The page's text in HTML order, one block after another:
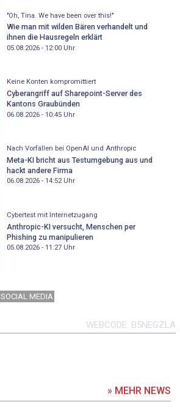
"Oh, Tina. We have been over this!"
Wie man mit wilden Bären verhandelt und
ihnen die Hausregeln erklärt
05.08.2026 - 12:00Uhr
Keine Konten kompromittiert
Cyberangriff auf Sharepoint-Server des
Kantons Graubünden
06.08.2026 - 10:45Uhr
Nach Vorfällen bei OpenAI und Anthropic
Meta-KI bricht aus Testumgebung aus und
hackt andere Firma
06.08.2026 - 14:52Uhr
Cybertest mit Internetzugang
Anthropic-KI versucht, Menschen per
Phishing zu manipulieren
05.08.2026 - 11:27Uhr
SOCIAL MEDIA
WEBCODE B5NEGZLA
» MEHR NEWS